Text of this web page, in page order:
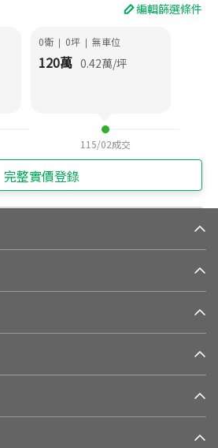
編輯篩選條件
0衛 | 0坪 | 無車位
120萬 0.42萬/坪
115/02成交
完整實價登錄